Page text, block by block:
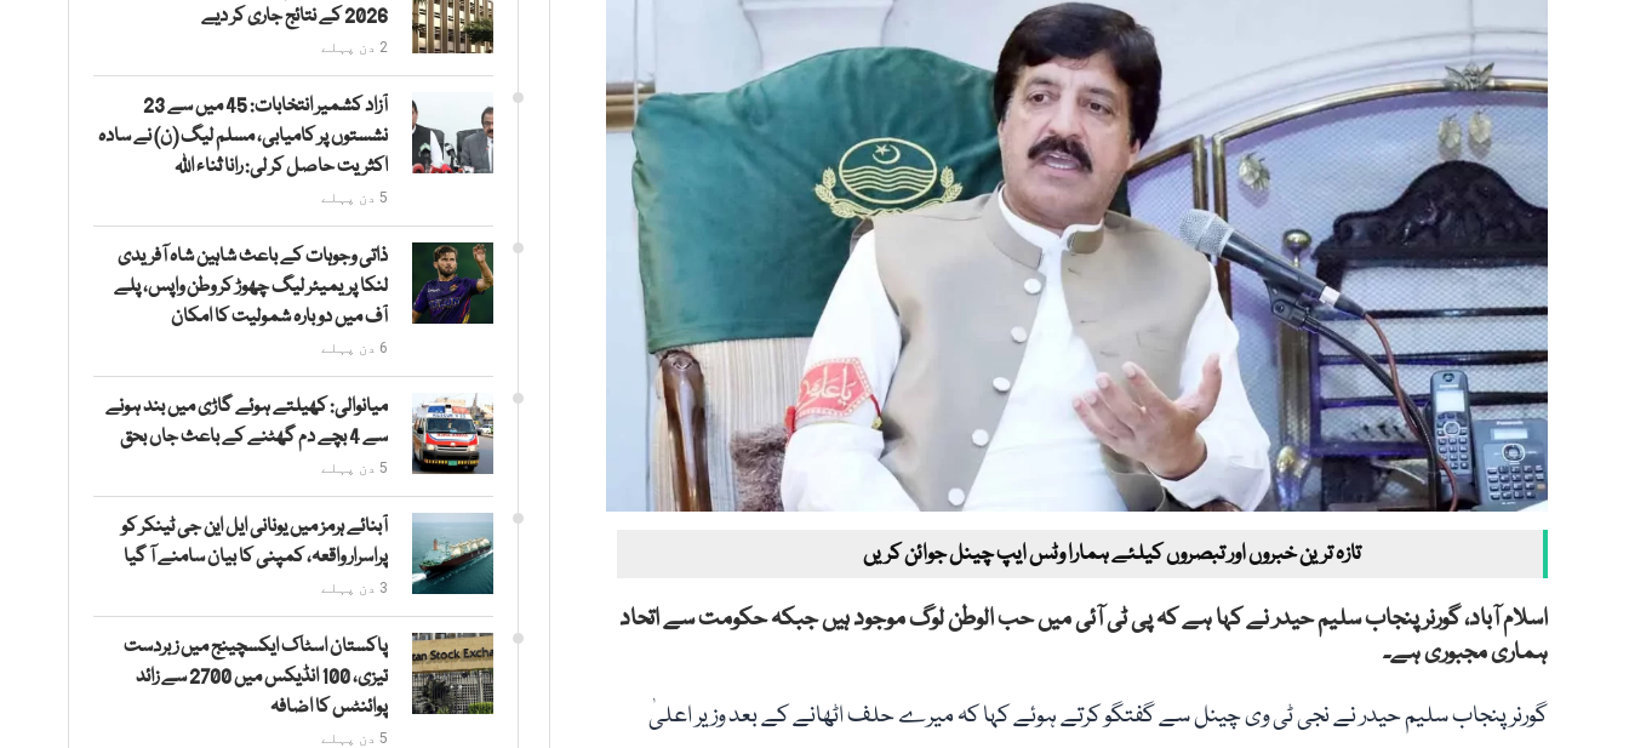
تازہ ترین خبروں اور تبصروں کیلئے ہمارا وٹس ایپ چینل جوائن کریں
اسلام آباد، گورنر پنجاب سلیم حیدر نے کہا ہے کہ پی ٹی آئی میں حب الوطن لوگ موجود ہیں جبکہ حکومت سے اتحاد
ہماری مجبوری ہے۔
گورنر پنجاب سلیم حیدر نے نجی ٹی وی چینل سے گفتگو کرتے ہوئے کہا کہ میرے حلف اٹھانے کے بعد وزیر اعلیٰ
2026 کے نتائج جاری کر دیے
2 دن پہلے
آزاد کشمیر انتخابات: 45 میں سے 23
نشستوں پر کامیابی، مسلم لیگ (ن) نے سادہ
اکثریت حاصل کر لی: رانا ثناء اللہ
5 دن پہلے
ذاتی وجوہات کے باعث شاہین شاہ آفریدی
لنکا پریمیئر لیگ چھوڑ کر وطن واپس، پلے
آف میں دوبارہ شمولیت کا امکان
6 دن پہلے
میانوالی: کھیلتے ہوئے گاڑی میں بند ہونے
سے 4 بچے دم گھٹنے کے باعث جاں بحق
5 دن پہلے
آبنائے ہرمز میں یونانی ایل این جی ٹینکر کو
پراسرار واقعہ، کمپنی کا بیان سامنے آ گیا
3 دن پہلے
پاکستان اسٹاک ایکسچینج میں زبردست
تیزی، 100 انڈیکس میں 2700 سے زائد
پوائنٹس کا اضافہ
5 دن پہلے